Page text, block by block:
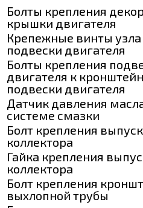
Болты крепления
крышки двигателя
Крепежные винты узла
подвески двигателя
Болты крепления
двигателя к
подвески двигателя
Датчик давления
системе смазки
Болт крепления
коллектора
Гайка крепления
коллектора
Болт крепления
выхлопной трубы